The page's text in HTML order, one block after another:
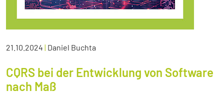
21.10.2024 | Daniel Buchta
CQRS bei der Entwicklung von Software
nach Maß